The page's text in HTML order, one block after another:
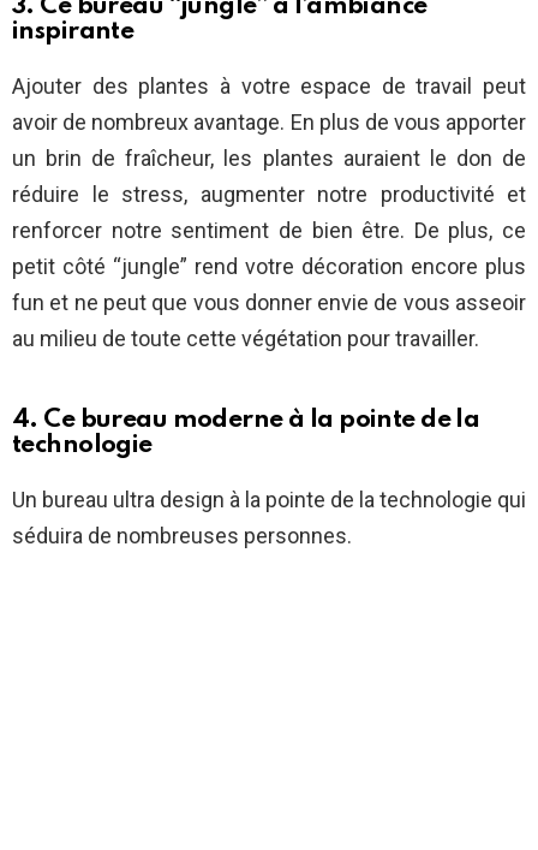
3. Ce bureau “jungle” à l’ambiance
inspirante
Ajouter des plantes à votre espace de travail peut
avoir de nombreux avantage. En plus de vous apporter
un brin de fraîcheur, les plantes auraient le don de
réduire le stress, augmenter notre productivité et
renforcer notre sentiment de bien être. De plus, ce
petit côté “jungle” rend votre décoration encore plus
fun et ne peut que vous donner envie de vous asseoir
au milieu de toute cette végétation pour travailler.
4. Ce bureau moderne à la pointe de la
technologie
Un bureau ultra design à la pointe de la technologie qui
séduira de nombreuses personnes.